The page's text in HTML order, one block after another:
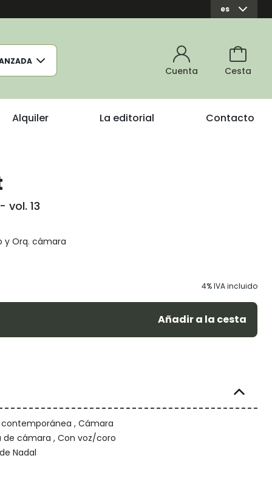
es
Cuenta Cesta
Alquiler La editorial Contacto
vol. 13
y Orq. cámara
4% IVA incluido
Añadir a la cesta
, Cámara
de cámara , Con voz/coro
Nadal